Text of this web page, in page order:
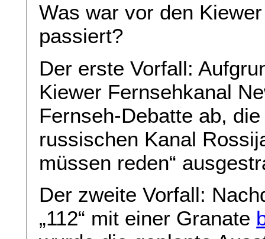
Was war vor den
passiert?
Der erste Vorfall:
Kiewer Fernsehkanal
Fernseh-Debatte ab,
russischen Kanal
müssen reden“
Der zweite Vorfall:
„112“ mit einer Granate